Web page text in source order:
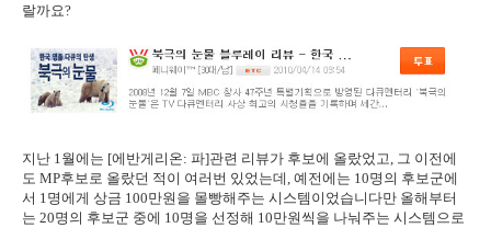
랄까요?
지난 1월에는 [에반게리온: 파]관련 리뷰가 후보에 올랐었고, 그 이전에
도 MP후보로 올랐던 적이 여러번 있었는데, 예전에는 10명의 후보군에
서 1명에게 상금 100만원을 몰빵해주는 시스템이었습니다만 올해부터
는 20명의 후보군 중에 10명을 선정해 10만원씩을 나눠주는 시스템으로